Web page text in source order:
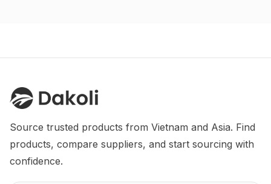
Source trusted products from Vietnam and Asia. Find
products, compare suppliers, and start sourcing with
confidence.